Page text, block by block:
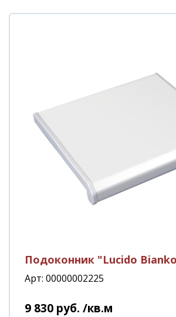
Подоконник "Lucido
Арт: 00000002225
9 830 руб. /кв.м